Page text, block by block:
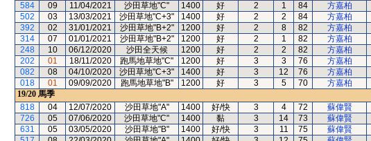
584
09 11/04/2021 沙田草地"C" 1400 好 2 1 84 方嘉柏
502
03 13/03/2021 沙田草地"C+3" 1400 好 2 2 84 方嘉柏
392
02 31/01/2021 沙田草地"B+2" 1200 好 2 8 82 方嘉柏
314
07 01/01/2021 沙田草地"B+2" 1200 好 2 1 82 方嘉柏
248
10 06/12/2020 沙田全天候 1200 好 2 2 82 方嘉柏
202
01 18/11/2020 跑馬地草地"C" 1200 好 3 3 76 方嘉柏
082
08 04/10/2020 沙田草地"C+3" 1400 好 3 12 76 方嘉柏
018
01 09/09/2020 跑馬地草地"B" 1200 好 3 5 70 方嘉柏
19/20 馬季
818
04 12/07/2020 沙田草地"A" 1400 好/快 3 4 72 蘇偉賢
726
05 07/06/2020 沙田草地"C" 1400 黏 3 14 73 蘇偉賢
631
05 03/05/2020 沙田草地"B" 1400 好/快 3 11 75 蘇偉賢